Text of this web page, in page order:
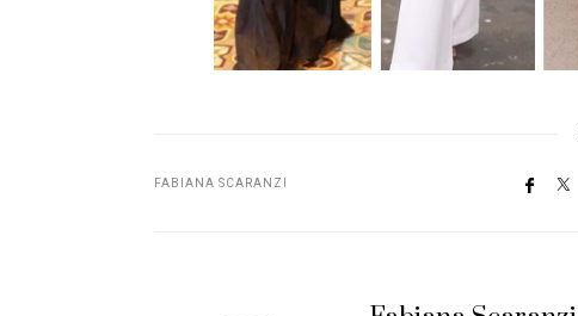
FABIANA SCARANZI